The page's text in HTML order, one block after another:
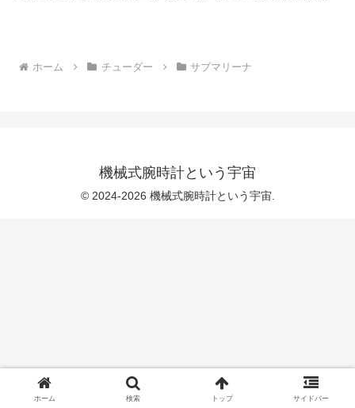
ホーム チューダー サブマリーナ
機械式腕時計という宇宙
© 2024-2026 機械式腕時計という宇宙.
ホーム 検索 トップ サイドバー